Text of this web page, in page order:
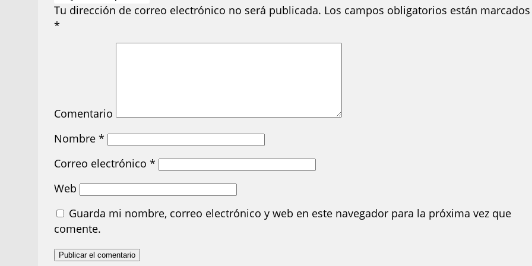
Tu dirección de correo electrónico no será publicada. Los campos obligatorios están
*
Comentario
Nombre*
Correo electrónico*
Web
Guarda mi nombre, correo electrónico y web en este navegador para la próxima vez que
comente.